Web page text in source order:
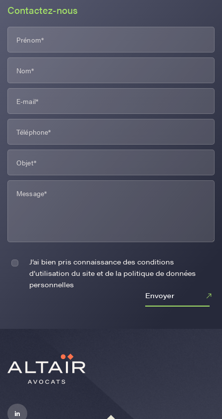
Contactez-nous
J’ai bien pris connaissance des conditions
d’utilisation du site et de la politique de données
personnelles
Envoyer